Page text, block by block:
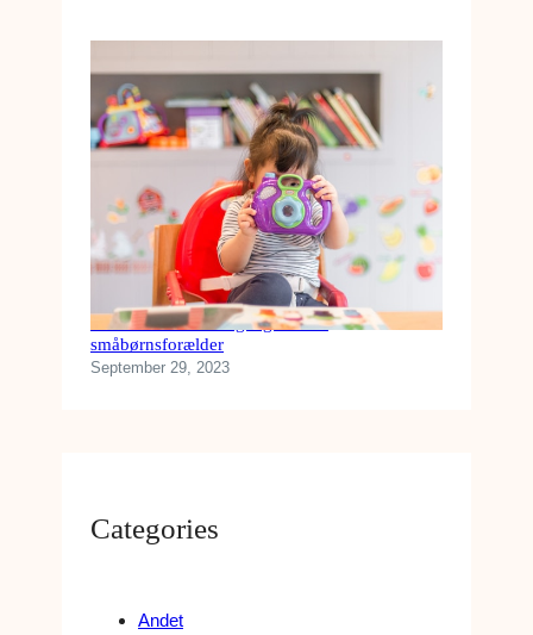
Køb disse tekniske gadgets som
småbørnsforælder
September 29, 2023
Categories
Andet